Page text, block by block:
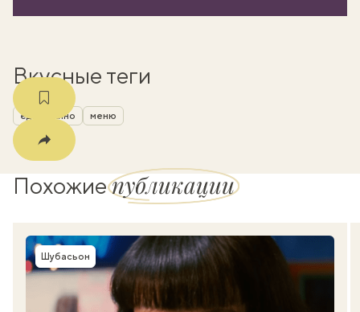
Вкусные теги
еда из кино меню
Похожиепубликации
Шубасьон